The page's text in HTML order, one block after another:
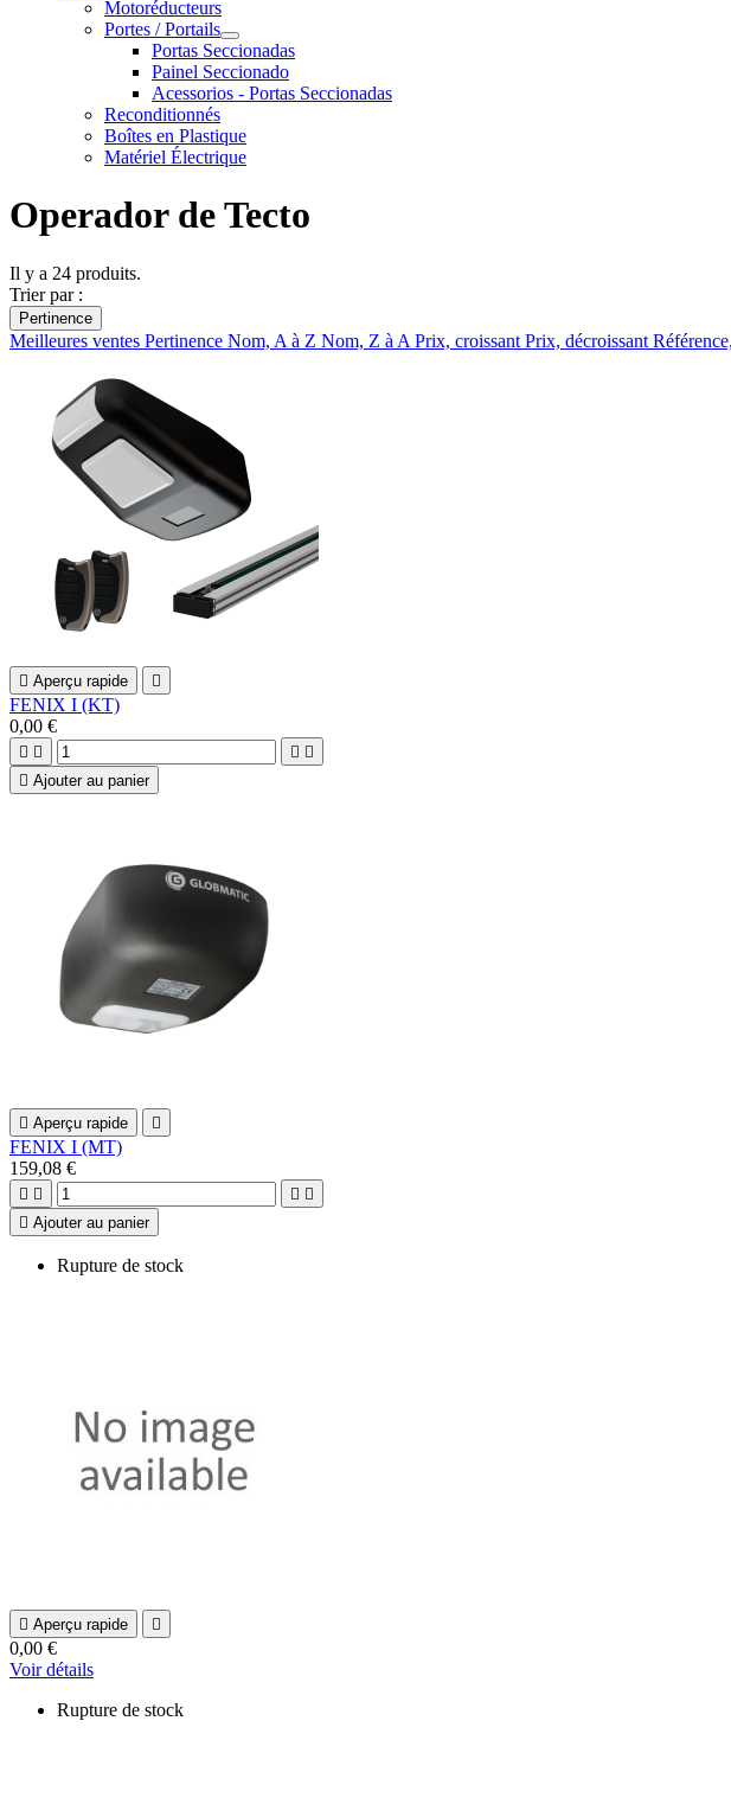
Motoréducteurs
Portes / Portails
Portas Seccionadas
Painel Seccionado
Acessorios - Portas Seccionadas
Reconditionnés
Boîtes en Plastique
Matériel Électrique
Operador de Tecto
Il y a 24 produits.
Trier par :
Pertinence
Meilleures ventes Pertinence Nom, A à Z Nom, Z à A Prix, croissant Prix, décroissant
 Aperçu rapide 
FENIX I (KT)
0,00 €
   
 Ajouter au panier
 Aperçu rapide 
FENIX I (MT)
159,08 €
   
 Ajouter au panier
Rupture de stock
 Aperçu rapide 
0,00 €
Voir détails
Rupture de stock